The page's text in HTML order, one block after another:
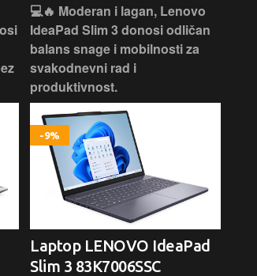
💻🔥 Moderan i lagan, Lenovo
IdeaPad Slim 3 donosi odličan
balans snage i mobilnosti za
svakodnevni rad i
produktivnost.
-9%
Laptop LENOVO IdeaPad
Slim 3 83K7006SSC